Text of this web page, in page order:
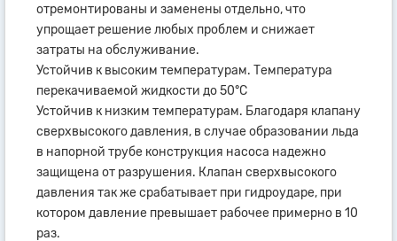
отремонтированы и заменены отдельно, что
упрощает решение любых проблем и снижает
затраты на обслуживание.
Устойчив к высоким температурам. Температура
перекачиваемой жидкости до 50°C
Устойчив к низким температурам. Благодаря клапану
сверхвысокого давления, в случае образовании льда
в напорной трубе конструкция насоса надежно
защищена от разрушения. Клапан сверхвысокого
давления так же срабатывает при гидроударе, при
котором давление превышает рабочее примерно в 10
раз.